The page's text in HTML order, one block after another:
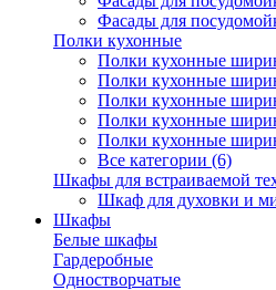
Фасады для
Полки кухонные
Полки кухонные
Полки кухонные
Полки кухонные
Полки кухонные
Полки кухонные
Все категории (6)
Шкафы для встраиваемой
Шкаф для духовки и
Шкафы
Белые шкафы
Гардеробные
Одностворчатые